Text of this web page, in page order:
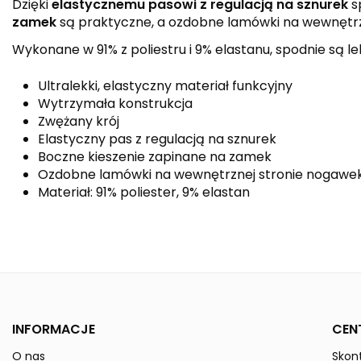
Dziękielastycznemu pasowi z regulacją na sznurek
zameksą praktyczne, a ozdobne lamówki na
Wykonane w 91% z poliestru i 9% elastanu, spodnie
Ultralekki, elastyczny materiał funkcyjny
Wytrzymała konstrukcja
Zwężany krój
Elastyczny pas z regulacją na sznurek
Boczne kieszenie zapinane na zamek
Ozdobne lamówki na wewnętrznej stronie
Materiał: 91% poliester, 9% elastan
Indeks
INFORMACJE
O nas